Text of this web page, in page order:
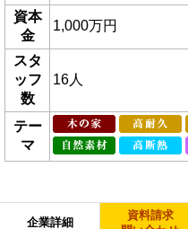
資本
金
1,000万円
スタ
ッフ
数
16人
テー
マ
企業詳細
資料請求